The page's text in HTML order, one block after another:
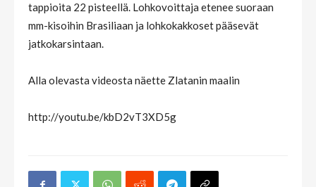
tappioita 22 pisteellä. Lohkovoittaja etenee suoraan
mm-kisoihin Brasiliaan ja lohkokakkoset pääsevät
jatkokarsintaan.
Alla olevasta videosta näette Zlatanin maalin
http://youtu.be/kbD2vT3XD5g